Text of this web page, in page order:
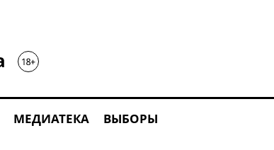
МЕДИАТЕКА ВЫБОРЫ